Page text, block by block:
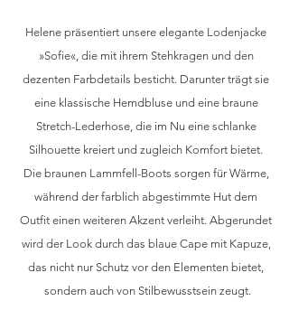
Helene präsentiert unsere elegante Lodenjacke
»Sofie«, die mit ihrem Stehkragen und den
dezenten Farbdetails besticht. Darunter trägt sie
eine klassische Hemdbluse und eine braune
Stretch-Lederhose, die im Nu eine schlanke
Silhouette kreiert und zugleich Komfort bietet.
Die braunen Lammfell-Boots sorgen für Wärme,
während der farblich abgestimmte Hut dem
Outfit einen weiteren Akzent verleiht. Abgerundet
wird der Look durch das blaue Cape mit Kapuze,
das nicht nur Schutz vor den Elementen bietet,
sondern auch von Stilbewusstsein zeugt.